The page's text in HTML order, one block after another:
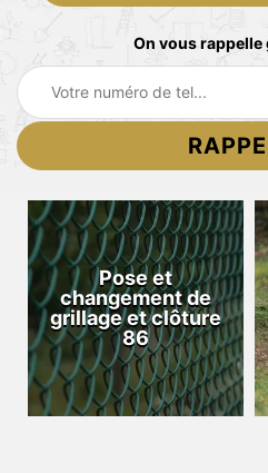
On vous
Pose et
changement de
grillage et clôture
86